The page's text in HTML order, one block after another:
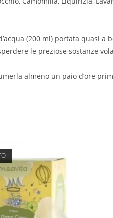
(200 ml) portata quasi a
le preziose sostanze
almeno un paio d’ore